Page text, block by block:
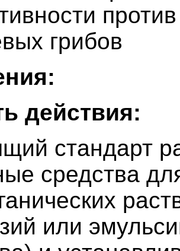
грибов
действия:
стандарт
средства
или